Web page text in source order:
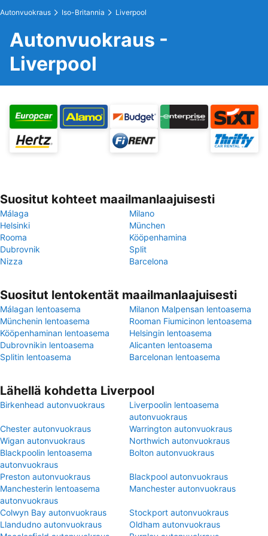
Autonvuokraus Iso-Britannia Liverpool
Autonvuokraus -
Liverpool
Suositut kohteet maailmanlaajuisesti
Málaga
Milano
Helsinki
München
Rooma
Kööpenhamina
Dubrovnik
Split
Nizza
Barcelona
Suositut lentokentät maailmanlaajuisesti
Málagan lentoasema
Milanon Malpensan lentoasema
Münchenin lentoasema
Rooman Fiumicinon lentoasema
Kööpenhaminan lentoasema
Helsingin lentoasema
Dubrovnikin lentoasema
Alicanten lentoasema
Splitin lentoasema
Barcelonan lentoasema
Lähellä kohdetta Liverpool
Birkenhead autonvuokraus
Liverpoolin lentoasema
autonvuokraus
Chester autonvuokraus
Warrington autonvuokraus
Wigan autonvuokraus
Northwich autonvuokraus
Blackpoolin lentoasema
autonvuokraus
Bolton autonvuokraus
Preston autonvuokraus
Blackpool autonvuokraus
Manchesterin lentoasema
autonvuokraus
Manchester autonvuokraus
Colwyn Bay autonvuokraus
Stockport autonvuokraus
Llandudno autonvuokraus
Oldham autonvuokraus